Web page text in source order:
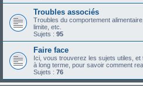
Troubles associés
Troubles du comportement
limite, etc.
Sujets : 95
Faire face
Ici, vous trouverez les sujets utiles,
à long terme, pour savoir comment
Sujets : 76